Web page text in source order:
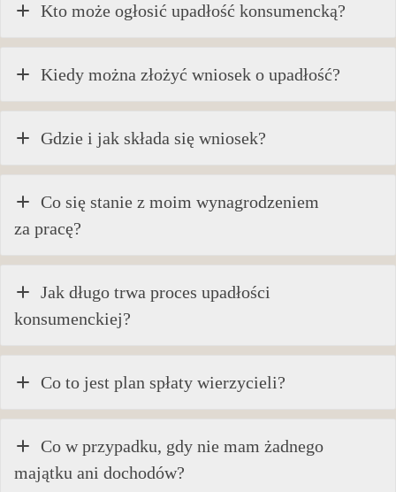
Kto może ogłosić upadłość konsumencką?
Kiedy można złożyć wniosek o upadłość?
Gdzie i jak składa się wniosek?
Co się stanie z moim wynagrodzeniem
za pracę?
Jak długo trwa proces upadłości
konsumenckiej?
Co to jest plan spłaty wierzycieli?
Co w przypadku, gdy nie mam żadnego
majątku ani dochodów?